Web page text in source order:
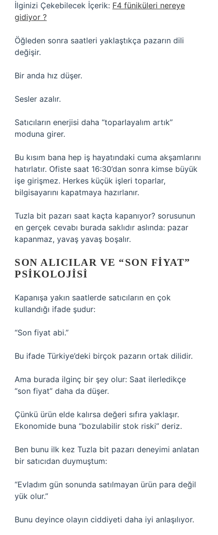
İlginizi Çekebilecek İçerik: F4 füniküleri nereye
gidiyor ?
Öğleden sonra saatleri yaklaştıkça pazarın dili
değişir.
Bir anda hız düşer.
Sesler azalır.
Satıcıların enerjisi daha “toparlayalım artık”
moduna girer.
Bu kısım bana hep iş hayatındaki cuma akşamlarını
hatırlatır. Ofiste saat 16:30’dan sonra kimse büyük
işe girişmez. Herkes küçük işleri toparlar,
bilgisayarını kapatmaya hazırlanır.
Tuzla bit pazarı saat kaçta kapanıyor? sorusunun
en gerçek cevabı burada saklıdır aslında: pazar
kapanmaz, yavaş yavaş boşalır.
SON ALICILAR VE “SON FIYAT”
PSIKOLOJISI
Kapanışa yakın saatlerde satıcıların en çok
kullandığı ifade şudur:
“Son fiyat abi.”
Bu ifade Türkiye’deki birçok pazarın ortak dilidir.
Ama burada ilginç bir şey olur: Saat ilerledikçe
“son fiyat” daha da düşer.
Çünkü ürün elde kalırsa değeri sıfıra yaklaşır.
Ekonomide buna “bozulabilir stok riski” deriz.
Ben bunu ilk kez Tuzla bit pazarı deneyimi anlatan
bir satıcıdan duymuştum:
“Evladım gün sonunda satılmayan ürün para değil
yük olur.”
Bunu deyince olayın ciddiyeti daha iyi anlaşılıyor.